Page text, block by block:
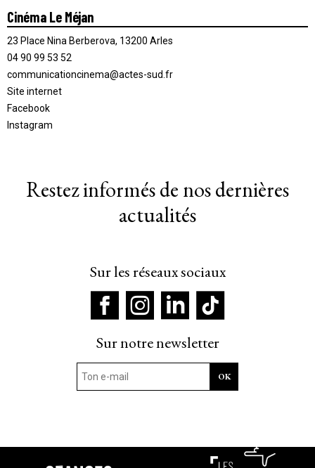
Cinéma Le Méjan
23 Place Nina Berberova, 13200 Arles
04 90 99 53 52
communicationcinema@actes-sud.fr
Site internet
Facebook
Instagram
Restez informés de nos dernières
actualités
Sur les réseaux sociaux
Sur notre newsletter